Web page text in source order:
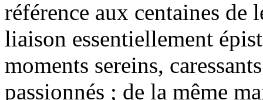
référence aux centaines de
liaison essentiellement
moments sereins,
passionnés ; de la même